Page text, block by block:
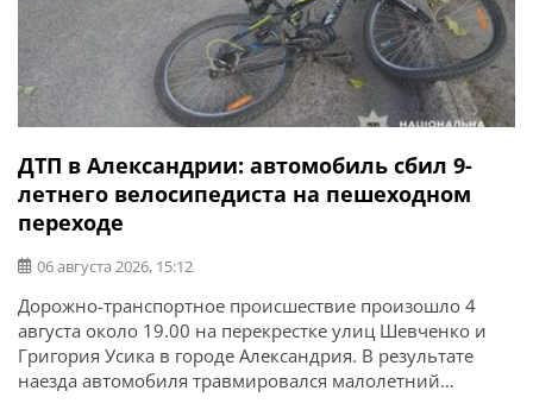
ДТП в Александрии: автомобиль сбил 9-
летнего велосипедиста на пешеходном
переходе
06 августа 2026, 15:12
Дорожно-транспортное происшествие произошло 4
августа около 19.00 на перекрестке улиц Шевченко и
Григория Усика в городе Александрия. В результате
наезда автомобиля травмировался малолетний